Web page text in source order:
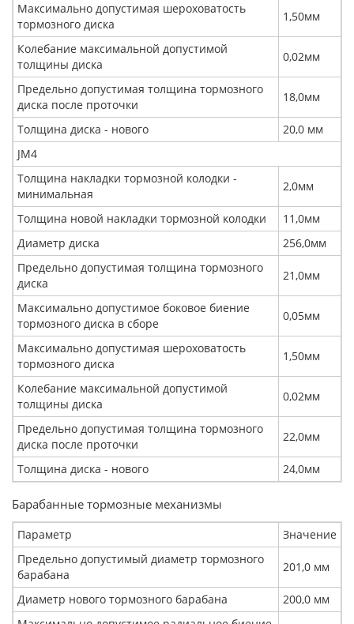
Максимально допустимая шероховатость
тормозного диска
1,50мм
Колебание максимальной допустимой
толщины диска
0,02мм
Предельно допустимая толщина тормозного
диска после проточки
18,0мм
Толщина диска - нового
20,0 мм
JМ4
Толщина накладки тормозной колодки -
минимальная
2,0мм
Толщина новой накладки тормозной колодки
11,0мм
Диаметр диска
256,0мм
Предельно допустимая толщина тормозного
диска
21,0мм
Максимально допустимое боковое биение
тормозного диска в сборе
0,05мм
Максимально допустимая шероховатость
тормозного диска
1,50мм
Колебание максимальной допустимой
толщины диска
0,02мм
Предельно допустимая толщина тормозного
диска после проточки
22,0мм
Толщина диска - нового 24,0мм
Барабанные тормозные механизмы
Параметр
Значение
Предельно допустимый диаметр тормозного
барабана
201,0 мм
Диаметр нового тормозного барабана
200,0 мм